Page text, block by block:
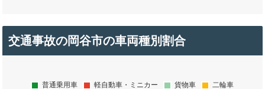
交通事故の岡谷市の車両種別割合